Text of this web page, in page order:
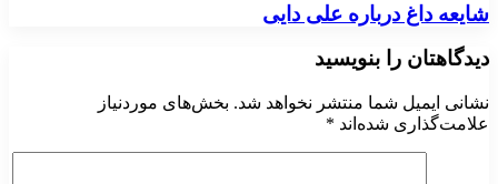
شایعه داغ درباره علی دایی
دیدگاهتان را بنویسید
نشانی ایمیل شما منتشر نخواهد شد. بخش‌های موردنیاز
علامت‌گذاری شده‌اند *